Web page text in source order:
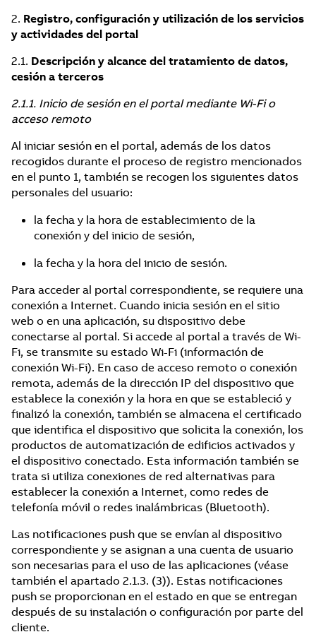
2. Registro, configuración y utilización de los servicios
y actividades del portal
2.1. Descripción y alcance del tratamiento de datos,
cesión a terceros
2.1.1. Inicio de sesión en el portal mediante Wi-Fi o
acceso remoto
Al iniciar sesión en el portal, además de los datos
recogidos durante el proceso de registro mencionados
en el punto 1, también se recogen los siguientes datos
personales del usuario:
la fecha y la hora de establecimiento de la
conexión y del inicio de sesión,
la fecha y la hora del inicio de sesión.
Para acceder al portal correspondiente, se requiere una
conexión a Internet. Cuando inicia sesión en el sitio
web o en una aplicación, su dispositivo debe
conectarse al portal. Si accede al portal a través de Wi-
Fi, se transmite su estado Wi-Fi (información de
conexión Wi-Fi). En caso de acceso remoto o conexión
remota, además de la dirección IP del dispositivo que
establece la conexión y la hora en que se estableció y
finalizó la conexión, también se almacena el certificado
que identifica el dispositivo que solicita la conexión, los
productos de automatización de edificios activados y
el dispositivo conectado. Esta información también se
trata si utiliza conexiones de red alternativas para
establecer la conexión a Internet, como redes de
telefonía móvil o redes inalámbricas (Bluetooth).
Las notificaciones push que se envían al dispositivo
correspondiente y se asignan a una cuenta de usuario
son necesarias para el uso de las aplicaciones (véase
también el apartado 2.1.3. (3)). Estas notificaciones
push se proporcionan en el estado en que se entregan
después de su instalación o configuración por parte del
cliente.